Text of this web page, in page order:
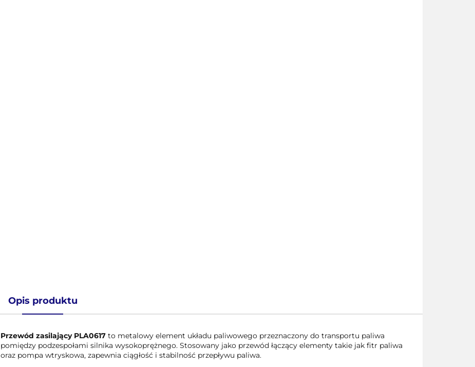
Opis produktu
Przewód zasilający PLA0617 to metalowy element układu paliwowego przeznaczony do transportu paliwa
pomiędzy podzespołami silnika wysokoprężnego. Stosowany jako przewód łączący elementy takie jak fitr paliwa
oraz pompa wtryskowa, zapewnia ciągłość i stabilność przepływu paliwa.